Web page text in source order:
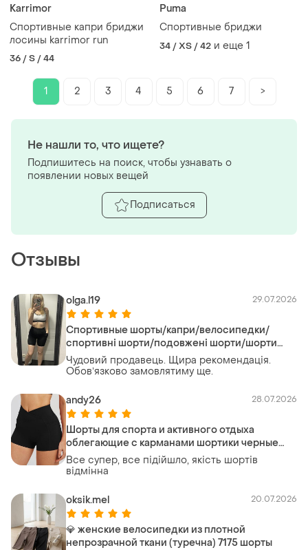
Karrimor
Спортивные капри бриджи
лосины karrimor run
36 / S / 44
Puma
Спортивные бриджи
34 / XS / 42 и еще 1
1 2 3 4 5 6 7 >
Отзывы
olga.l19 29.07.2026
Спортивные шорты/капри/велосипедки/
спортивні шорти/подовжені шорти/шорти
розмір s/шорти для тренувань/шорти/шорты/
спортивная одежда/череые шорты/
Чудовий продавець. Щира рекомендація.
Обовʼязково замовлятиму ще.
andy26 28.07.2026
Шорты для спорта и активного отдыха
облегающие с карманами шортики черные
9167 s-xl спортивные удобные эластичные
короткие велосипедки с карманами
Все супер, все підійшло, якість шортів
відмінна
oksik.mel 20.07.2026
​💎 женские велосипедки из плотной
непрозрачной ткани (туречна) 7175 шорты
Не нашли то, что ищете?
Подпишитесь на поиск, чтобы узнавать о
появлении новых вещей
Подписаться